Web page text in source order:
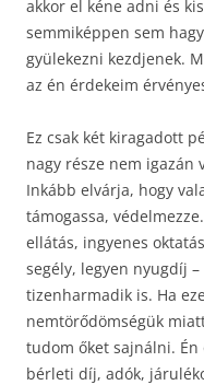
akkor el kéne adni és
semmiképpen sem
gyülekezni kezdjenek.
az én érdekeim
Ez csak két kiragadott
nagy része nem igazán
Inkább elvárja, hogy
támogassa,
ellátás, ingyenes
segély, legyen nyugdíj
tizenharmadik is. Ha
nemtörődömségük
tudom őket sajnálni. Én
bérleti díj, adók,